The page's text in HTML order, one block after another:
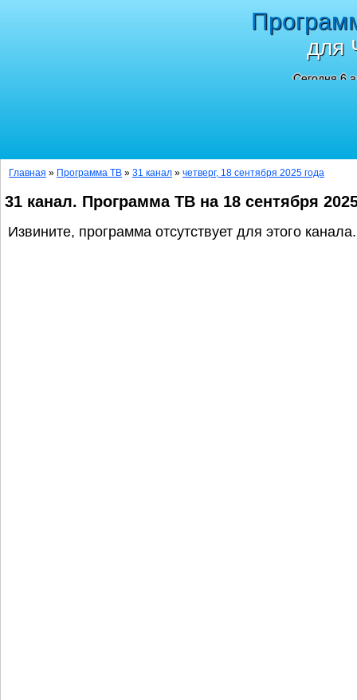
для
Сегодня 6
Главная » Программа ТВ » 31 канал » четверг, 18 сентября 2025 года
31 канал. Программа ТВ на 18 сентября
Извините, программа отсутствует для этого канала.